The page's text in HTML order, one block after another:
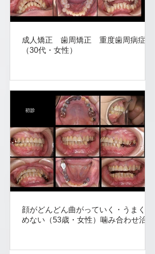
成人矯正 歯周矯正 重度歯周病症例
（30代・女性）
顔がどんどん曲がっていく・うまく噛
めない（53歳・女性）噛み合わせ治療